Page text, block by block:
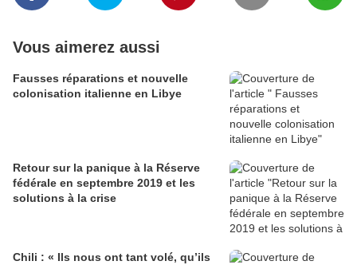
Vous aimerez aussi
Fausses réparations et nouvelle
colonisation italienne en Libye
Retour sur la panique à la Réserve
fédérale en septembre 2019 et les
solutions à la crise
Chili : « Ils nous ont tant volé, qu’ils